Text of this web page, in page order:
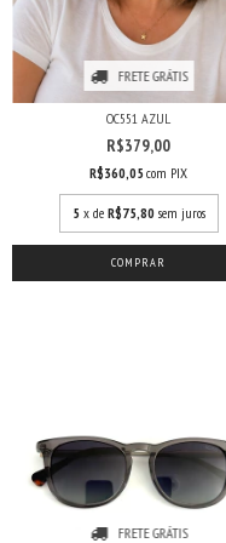
FRETE GRÁTIS
OC551 AZUL
R$379,00
R$360,05 com PIX
5 x de R$75,80 sem juros
COMPRAR
FRETE GRÁTIS